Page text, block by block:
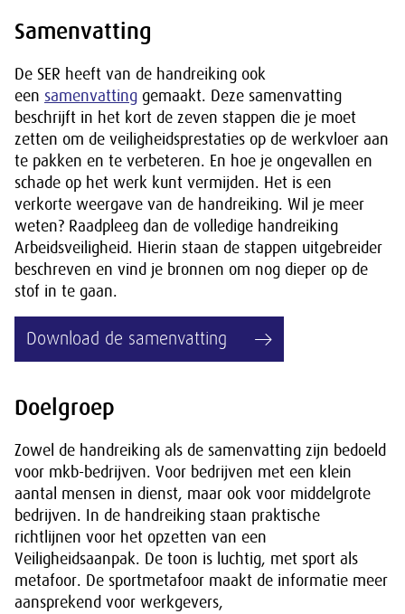
Samenvatting
De SER heeft van de handreiking ook
een samenvatting gemaakt. Deze samenvatting
beschrijft in het kort de zeven stappen die je moet
zetten om de veiligheidsprestaties op de werkvloer aan
te pakken en te verbeteren. En hoe je ongevallen en
schade op het werk kunt vermijden. Het is een
verkorte weergave van de handreiking. Wil je meer
weten? Raadpleeg dan de volledige handreiking
Arbeidsveiligheid. Hierin staan de stappen uitgebreider
beschreven en vind je bronnen om nog dieper op de
stof in te gaan.
Download de samenvatting
Doelgroep
Zowel de handreiking als de samenvatting zijn bedoeld
voor mkb-bedrijven. Voor bedrijven met een klein
aantal mensen in dienst, maar ook voor middelgrote
bedrijven. In de handreiking staan praktische
richtlijnen voor het opzetten van een
Veiligheidsaanpak. De toon is luchtig, met sport als
metafoor. De sportmetafoor maakt de informatie meer
aansprekend voor werkgevers,